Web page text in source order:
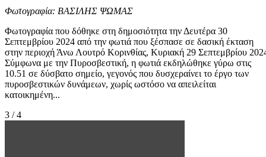
Φωτογραφία: ΒΑΣΙΛΗΣ ΨΩΜΑΣ
Φωτογραφία που δόθηκε στη δημοσιότητα την Δευτέρα 30
Σεπτεμβρίου 2024 από την φωτιά που ξέσπασε σε δασική έκταση
στην περιοχή Άνω Λουτρό Κορινθίας, Κυριακή 29 Σεπτεμβρίου
Σύμφωνα με την Πυροσβεστική, η φωτιά εκδηλώθηκε γύρω στις
10.51 σε δύσβατο σημείο, γεγονός που δυσχεραίνει το έργο των
πυροσβεστικών δυνάμεων, χωρίς ωστόσο να απειλείται
κατοικημένη...
3 / 4